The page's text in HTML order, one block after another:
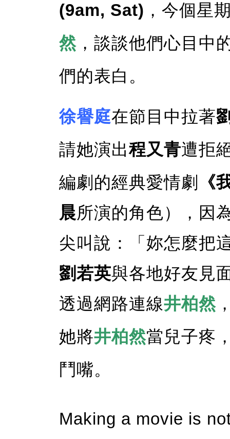
(9am, Sat) ，今個星
然 ，談談他們心目中
們的表白。
徐譽庭在節目中拉著
請她演出程又青遭拒
編劇的經典愛情劇
《
晨所演的角色），因
尖叫說：「妳怎麼把
劉若英與各地好友見
透過網路連線井柏然
她將井柏然當兒子疼
鬥嘴。
Making a movie is